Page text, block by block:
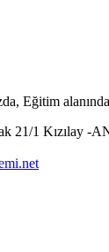
Eğitim
21/1 Kızılay -